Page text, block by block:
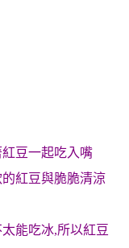
豆一起吃入嘴
紅豆與脆脆清涼
能吃冰,所以紅豆